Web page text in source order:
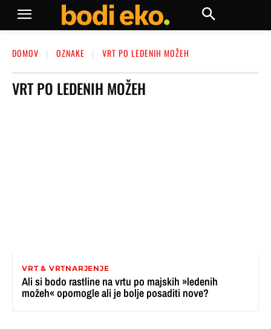
DOMOV OZNAKE VRT PO LEDENIH MOŽEH
VRT PO LEDENIH MOŽEH
VRT & VRTNARJENJE
Ali si bodo rastline na vrtu po majskih »ledenih
možeh« opomogle ali je bolje posaditi nove?